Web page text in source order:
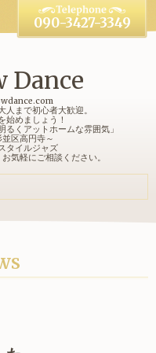
Dance
まで初心者大歓迎。
始めましょう！
るくアットホームな雰囲気」
区高円寺～
タイルジャズ
お気軽にご相談ください。
090-3427-3349